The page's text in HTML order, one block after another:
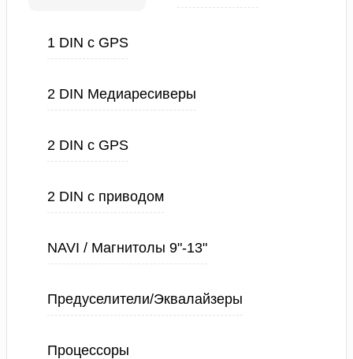
1 DIN с GPS
2 DIN Медиаресиверы
2 DIN с GPS
2 DIN с приводом
NAVI / Магнитолы 9"-13"
Предуселители/Эквалайзеры
Процессоры